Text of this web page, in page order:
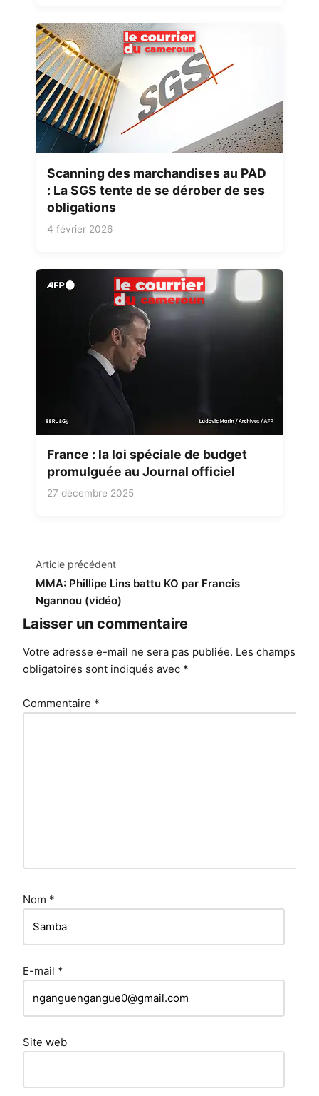
Scanning des marchandises au PAD
: La SGS tente de se dérober de ses
obligations
4 février 2026
France : la loi spéciale de budget
promulguée au Journal officiel
27 décembre 2025
Navigation
de
l’article
Article précédent
MMA: Phillipe Lins battu KO par Francis
Ngannou (vidéo)
Laisser un commentaire
Votre adresse e-mail ne sera pas publiée. Les champs
obligatoires sont indiqués avec *
Commentaire *
Nom *
E-mail *
Site web